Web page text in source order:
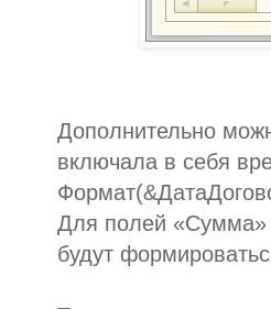
Дополнительно
включала в себя
Для полей «Сумма»
будут